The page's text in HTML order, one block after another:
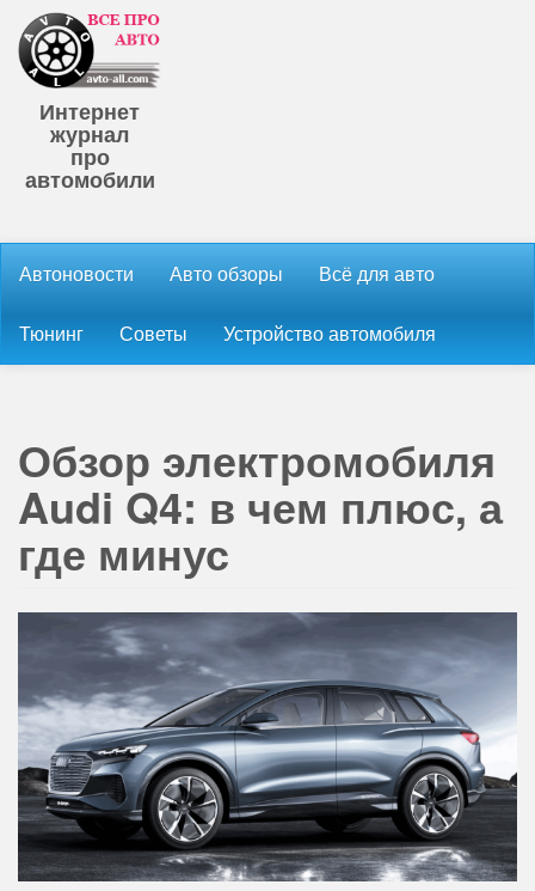
Интернет
журнал
про
автомобили
Автоновости Авто обзоры Всё для авто
Тюнинг Советы Устройство автомобиля
Обзор электромобиля
Audi Q4: в чем плюс, а
где минус